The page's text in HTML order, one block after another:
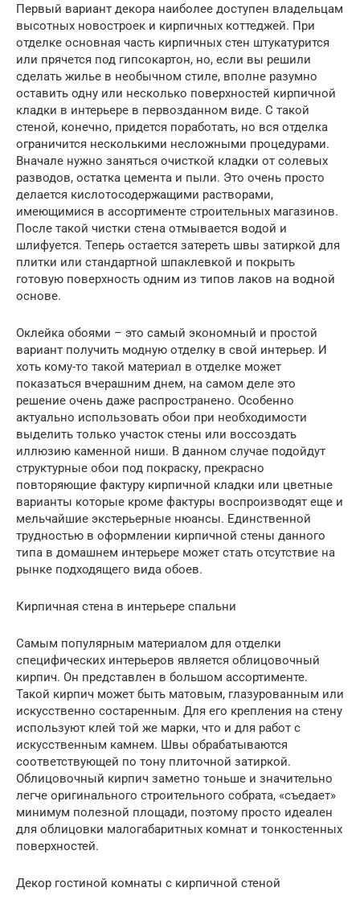
Первый вариант декора наиболее доступен владельцам
высотных новостроек и кирпичных коттеджей. При
отделке основная часть кирпичных стен штукатурится
или прячется под гипсокартон, но, если вы решили
сделать жилье в необычном стиле, вполне разумно
оставить одну или несколько поверхностей кирпичной
кладки в интерьере в первозданном виде. С такой
стеной, конечно, придется поработать, но вся отделка
ограничится несколькими несложными процедурами.
Вначале нужно заняться очисткой кладки от солевых
разводов, остатка цемента и пыли. Это очень просто
делается кислотосодержащими растворами,
имеющимися в ассортименте строительных магазинов.
После такой чистки стена отмывается водой и
шлифуется. Теперь остается затереть швы затиркой для
плитки или стандартной шпаклевкой и покрыть
готовую поверхность одним из типов лаков на водной
основе.
Оклейка обоями – это самый экономный и простой
вариант получить модную отделку в свой интерьер. И
хоть кому-то такой материал в отделке может
показаться вчерашним днем, на самом деле это
решение очень даже распространено. Особенно
актуально использовать обои при необходимости
выделить только участок стены или воссоздать
иллюзию каменной ниши. В данном случае подойдут
структурные обои под покраску, прекрасно
повторяющие фактуру кирпичной кладки или цветные
варианты которые кроме фактуры воспроизводят еще и
мельчайшие экстерьерные нюансы. Единственной
трудностью в оформлении кирпичной стены данного
типа в домашнем интерьере может стать отсутствие на
рынке подходящего вида обоев.
Кирпичная стена в интерьере спальни
Самым популярным материалом для отделки
специфических интерьеров является облицовочный
кирпич. Он представлен в большом ассортименте.
Такой кирпич может быть матовым, глазурованным или
искусственно состаренным. Для его крепления на стену
используют клей той же марки, что и для работ с
искусственным камнем. Швы обрабатываются
соответствующей по тону плиточной затиркой.
Облицовочный кирпич заметно тоньше и значительно
легче оригинального строительного собрата, «съедает»
минимум полезной площади, поэтому просто идеален
для облицовки малогабаритных комнат и тонкостенных
поверхностей.
Декор гостиной комнаты с кирпичной стеной